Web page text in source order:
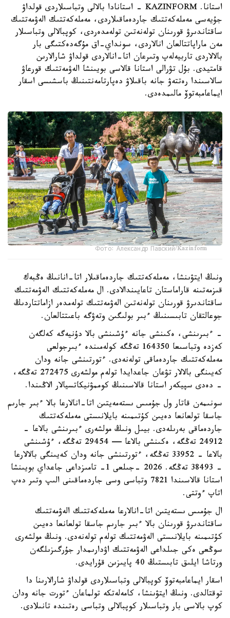
استانا. KAZINFORM - استانادا بالالى وتباسىلاردى قولداۋ
جۇيەسى مەملەكەتتىك جاردەماقىلاردى، مەملەكەتتىك الەۋمەتتىك
ساقتاندىرۋ قورىنان تولەنەتىن تولەمدەردى، كوپبالالى وتباسىلار
مەن ماراپاتتالعان انالاردى، سونداي-اق مۇگەدەكتىگى بار
بالالاردى تاربيەلەپ وتىرعان اتا-انالاردى قولداۋ شارالارىن
قامتيدى. بۇل تۋرالى استانا قالاسى بويىنشا الەۋمەتتىك قورعاۋ
سالاسىندا رەتتەۋ جانە باقىلاۋ دەپارتامەنتىنىڭ باسشىسى اسقار
ايماعامبەتوۆ مالىمدەدى.
Фото: Александр Павский/Kazinform
ونىڭ ايتۋىنشا، مەملەكەتتىك جاردەماقىلار اتا-انانىڭ ەڭبەك
قىزمەتىنە قاراماستان تاعايىندالادى. ال مەملەكەتتىك الەۋمەتتىك
ساقتاندىرۋ قورىنان تولەنەتىن الەۋمەتتىك تولەمدەر ازاماتتاردىڭ
جوعالتقان تابىسىنىڭ ءبىر بولىگىن وتەۋگە باعىتتالعان.
- ءبىرىنشى، ەكىنشى جانە ءۇشىنشى بالا دۇنيەگە كەلگەن
كەزدە وتباسىعا 164350 تەڭگە كولەمىندە ءبىرجولعى
مەملەكەتتىك جاردەماقى تولەنەدى. ءتورتىنشى جانە ودان
كەيىنگى بالالار تۋعان جاعدايدا تولەم مولشەرى 272475 تەڭگە،
- دەدى سپيكەر استانا قالاسىنىڭ كوممۋنيكاتسيالار الاڭىندا.
سونىمەن قاتار ول جۇمىس ىستەمەيتىن اتا-انالارعا بالا ءبىر جارىم
جاسقا تولعانعا دەيىن كۇتىمىنە بايلانىستى مەملەكەتتىك
جاردەماقى بەرىلەدى. بيىل ونىڭ مولشەرى ءبىرىنشى بالاعا -
24912 تەڭگە، ەكىنشى بالاعا — 29454 تەڭگە، ءۇشىنشى
بالاعا - 33952 تەڭگە، ءتورتىنشى جانە ودان كەيىنگى بالالارعا
- 38493 تەڭگە. 2026 -جىلعى 1- تامىزداعى جاعداي بويىنشا
استانا قالاسىندا 7821 وتباسى وسى جاردەماقىنى الىپ وتىر دەپ
اتاپ ءوتتى.
ال جۇمىس ىستەيتىن اتا-انالارعا مەملەكەتتىك الەۋمەتتىك
ساقتاندىرۋ قورىنان بالا ءبىر جارىم جاسقا تولعانعا دەيىن
كۇتىمىنە بايلانىستى الەۋمەتتىك تولەم تولەنەدى. ونىڭ مولشەرى
سوڭعى ەكى جىلداعى الەۋمەتتىك اۋدارىمدار جۇرگىزىلگەن
ورتاشا ايلىق تابىستىڭ 40 پايىزىن قۇرايدى.
اسقار ايماعامبەتوۆ كوپبالالى وتباسىلاردى قولداۋ شارالارىنا دا
توقتالدى. ونىڭ ايتۋىنشا، كامەلەتكە تولماعان ءتورت جانە ودان
كوپ بالاسى بار وتباسىلار كوپبالالى وتباسى رەتىندە تانىلادى.